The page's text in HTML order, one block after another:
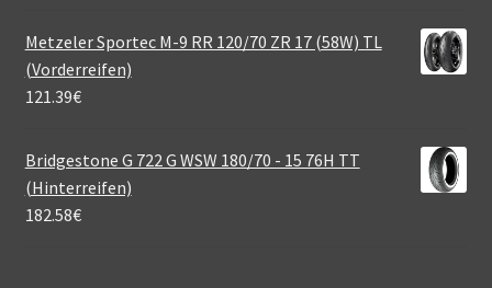
Metzeler Sportec M-9 RR 120/70 ZR 17 (58W) TL
(Vorderreifen)
121.39€
Bridgestone G 722 G WSW 180/70 - 15 76H TT
(Hinterreifen)
182.58€